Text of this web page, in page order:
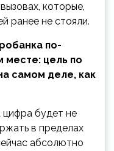
которые,
ранее не стояли.
по-
цель по
самом деле, как
будет не
в пределах
абсолютно